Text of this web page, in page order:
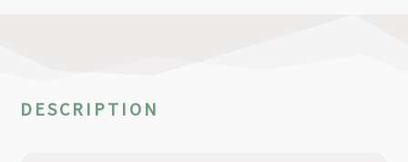
DESCRIPTION